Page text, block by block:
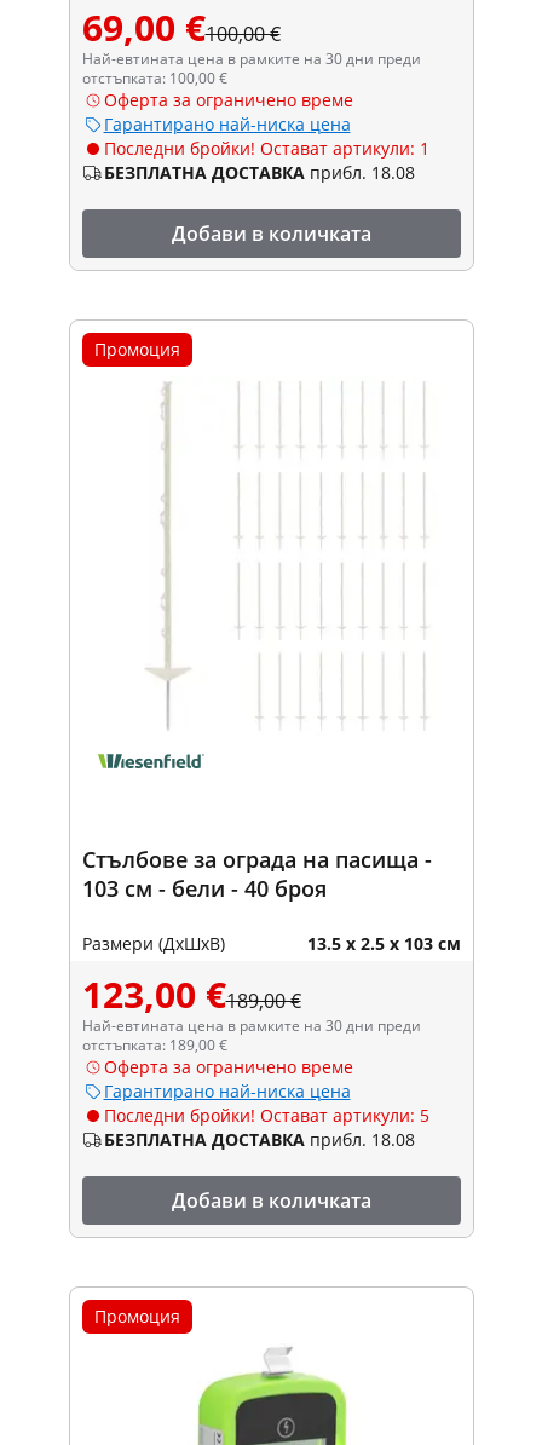
69,00 €100,00 €
Най-евтината цена в рамките на 30 дни преди
отстъпката: 100,00 €
Оферта за ограничено време
Гарантирано най-ниска цена
Последни бройки! Остават артикули: 1
БЕЗПЛАТНА ДОСТАВКА прибл. 18.08
Добави в количката
Промоция
Стълбове за ограда на пасища -
103 см - бели - 40 броя
Размери (ДxШxВ) 13.5 x 2.5 x 103 см
123,00 €189,00 €
Най-евтината цена в рамките на 30 дни преди
отстъпката: 189,00 €
Оферта за ограничено време
Гарантирано най-ниска цена
Последни бройки! Остават артикули: 5
БЕЗПЛАТНА ДОСТАВКА прибл. 18.08
Добави в количката
Промоция